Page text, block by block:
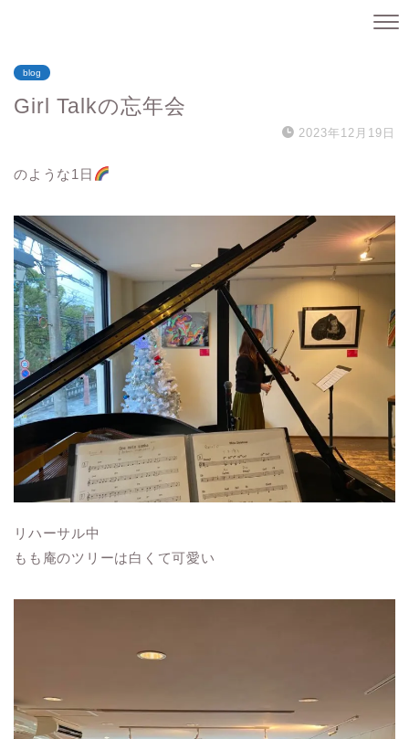
blog
Girl Talkの忘年会
2023年12月19日
のような1日
リハーサル中
もも庵のツリーは白くて可愛い